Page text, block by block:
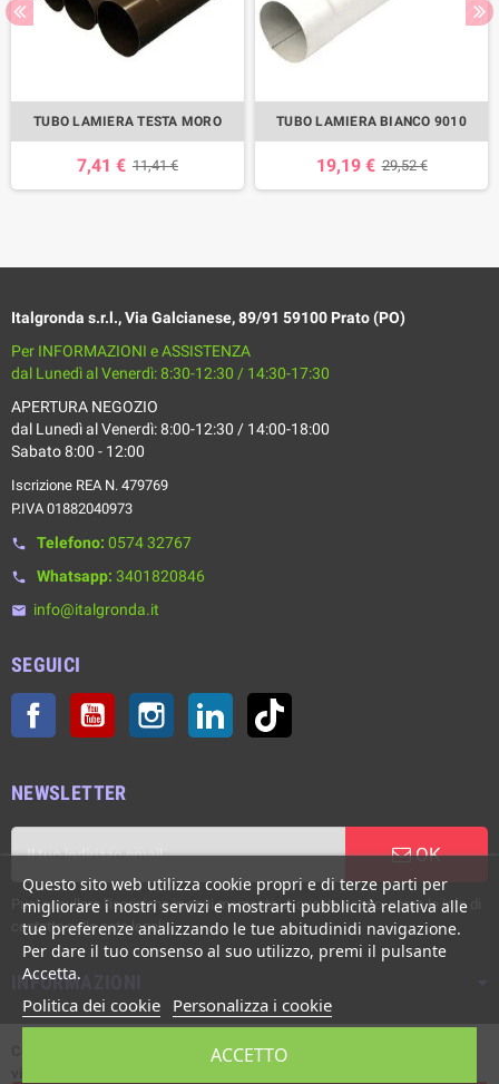
TUBO LAMIERA TESTA MORO
7,41 € 11,41 €
TUBO LAMIERA BIANCO 9010
19,19 € 29,52 €
Italgronda s.r.l., Via Galcianese, 89/91 59100 Prato (PO)
Per INFORMAZIONI e ASSISTENZA
dal Lunedì al Venerdì: 8:30-12:30 / 14:30-17:30
APERTURA NEGOZIO
dal Lunedì al Venerdì: 8:00-12:30 / 14:00-18:00
Sabato 8:00 - 12:00
Iscrizione REA N. 479769
P.IVA 01882040973
phone Telefono: 0574 32767
phone Whatsapp: 3401820846
email info@italgronda.it
SEGUICI
Facebook YouTube Instagram LinkedIn
NEWSLETTER
OK
Puoi annullare l'iscrizione in ogni momento. A questo scopo, cerca le info di
contatto nelle note legali.
INFORMAZIONI
Questo sito web utilizza cookie propri e di terze parti per
migliorare i nostri servizi e mostrarti pubblicità relativa alle
tue preferenze analizzando le tue abitudinidi navigazione.
Per dare il tuo consenso al suo utilizzo, premi il pulsante
Accetta.
Politica dei cookie Personalizza i cookie
ACCETTO
Copyright © Italgronda s.r.l. 2002/2026. Tutti i diritti sono riservati. E'